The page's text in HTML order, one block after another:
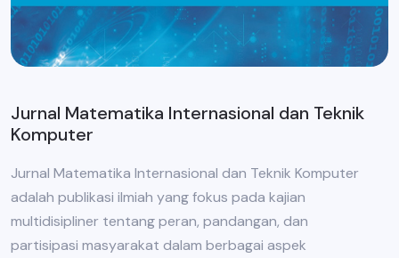
Jurnal Matematika Internasional dan Teknik
Komputer
Jurnal Matematika Internasional dan Teknik Komputer
adalah publikasi ilmiah yang fokus pada kajian
multidisipliner tentang peran, pandangan, dan
partisipasi masyarakat dalam berbagai aspek